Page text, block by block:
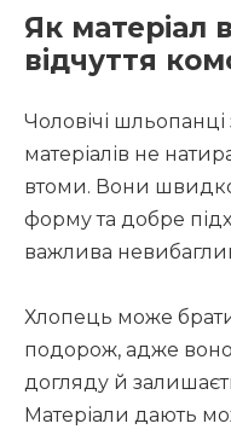
Як матеріал
відчуття
Чоловічі
матеріалів не
втоми. Вони
форму та добре
важлива
Хлопець може
подорож, адже
догляду й
Матеріали дають